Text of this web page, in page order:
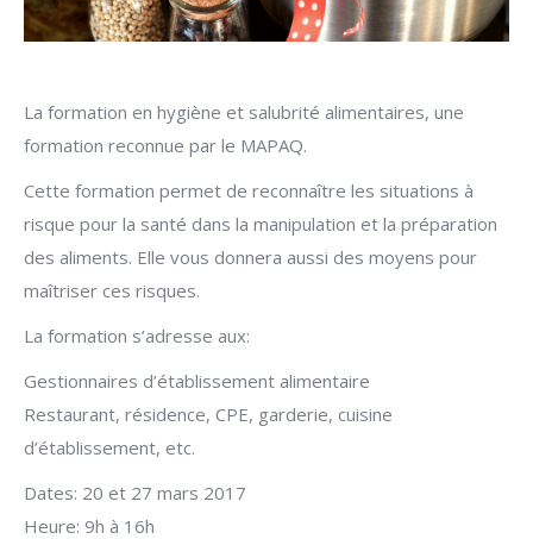
La formation en hygiène et salubrité alimentaires, une
formation reconnue par le MAPAQ.
Cette formation permet de reconnaître les situations à
risque pour la santé dans la manipulation et la préparation
des aliments. Elle vous donnera aussi des moyens pour
maîtriser ces risques.
La formation s’adresse aux:
Gestionnaires d’établissement alimentaire
Restaurant, résidence, CPE, garderie, cuisine
d’établissement, etc.
Dates: 20 et 27 mars 2017
Heure: 9h à 16h